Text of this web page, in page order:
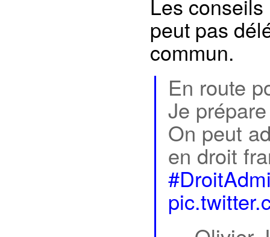
Les
peut pas
commun.
En route
Je
On peut
en droit